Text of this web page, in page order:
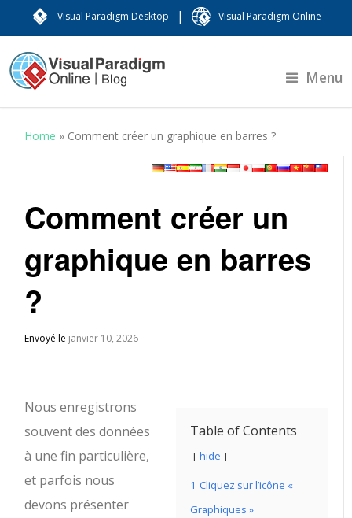
Visual Paradigm Desktop | Visual Paradigm Online
Menu
Home » Comment créer un graphique en barres ?
Comment créer un
graphique en barres
?
Envoyé le janvier 10, 2026
Table of Contents
hide
1 Cliquez sur l’icône «
Graphiques »
Nous enregistrons
souvent des données
à une fin particulière,
et parfois nous
devons présenter